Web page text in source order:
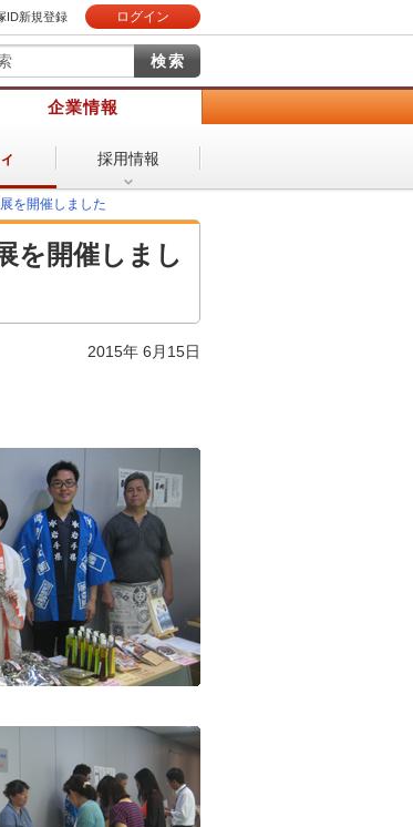
ID新規登録 ログイン
企業情報
採用情報
を開催しました
を開催しまし
2015年 6月15日